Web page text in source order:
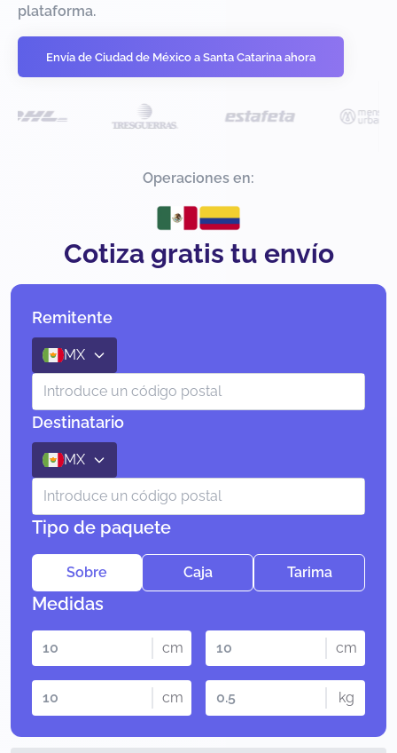
plataforma.
Envía de Ciudad de México a Santa Catarina ahora
Operaciones en:
Cotiza gratis tu envío
Remitente
MX
Destinatario
MX
Tipo de paquete
Sobre Caja Tarima
Medidas
cm cm
cm kg